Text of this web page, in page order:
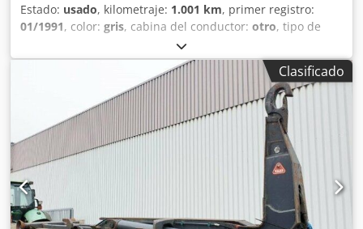
Estado: usado, kilometraje: 1.001 km, primer registro:
01/1991, color: gris, cabina del conductor: otro, tipo de
, Año de fabricación:
vehículo: Bovenden, cierre de contenedor, soporte trasero
Crodpop N Apasfx Afkjf Superestructura: Dispositivo de
descarga de gancho Atlas sobre bastidor de rodillos
Roland (año 1994) ¡LAS ESPECIFICACIONES DE ACCESORIOS
NO SON VINCULANTES, sujetos a cambios, venta previa y
errores!
Clasificado